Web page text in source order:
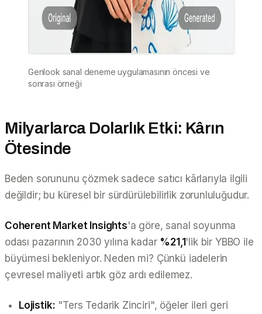
Genlook sanal deneme uygulamasının öncesi ve
sonrası örneği
Milyarlarca Dolarlık Etki: Kârın
Ötesinde
Beden sorununu çözmek sadece satıcı kârlarıyla ilgili
değildir; bu küresel bir sürdürülebilirlik zorunluluğudur.
Coherent Market Insights'a göre, sanal soyunma
odası pazarının 2030 yılına kadar %21,1'lik bir YBBO ile
büyümesi bekleniyor. Neden mi? Çünkü iadelerin
çevresel maliyeti artık göz ardı edilemez.
Lojistik: "Ters Tedarik Zinciri", öğeler ileri geri